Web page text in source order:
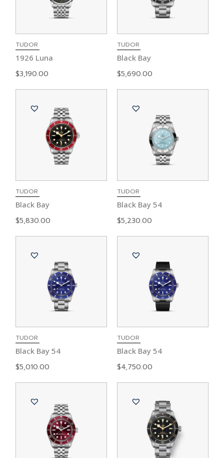
TUDOR
1926 Luna
$3,190.00
TUDOR
Black Bay
$5,690.00
TUDOR
Black Bay
$5,830.00
TUDOR
Black Bay 54
$5,230.00
TUDOR
Black Bay 54
$5,010.00
TUDOR
Black Bay 54
$4,750.00